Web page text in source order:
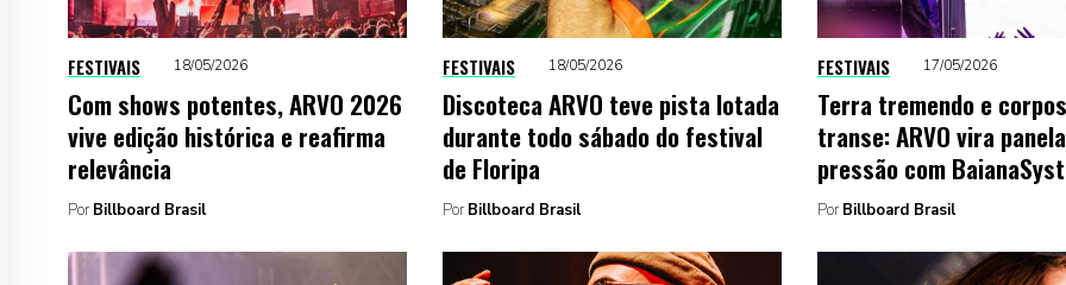
FESTIVAIS 18/05/2026
Com shows potentes, ARVO 2026
vive edição histórica e reafirma
relevância
Por Billboard Brasil
FESTIVAIS 18/05/2026
Discoteca ARVO teve pista lotada
durante todo sábado do festival
de Floripa
Por Billboard Brasil
FESTIVAIS 17/05/2026
Terra tremendo e
transe: ARVO vira
pressão com
Por Billboard Brasil